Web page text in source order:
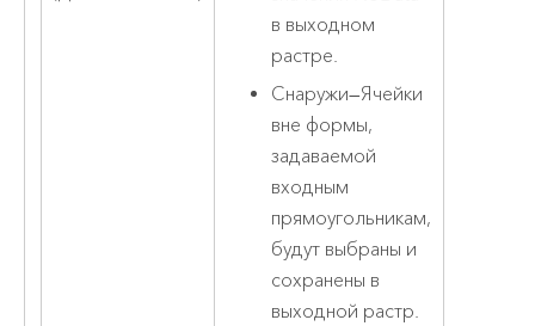
в выходном
растре.
Снаружи—Ячейки
вне формы,
задаваемой
входным
прямоугольникам,
будут выбраны и
сохранены в
выходной растр.